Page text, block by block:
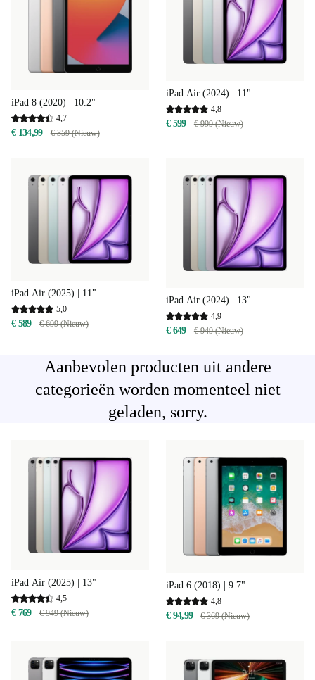
iPad 8 (2020) | 10.2"
4,7
€ 134,99 € 359 (Nieuw)
iPad Air (2024) | 11"
4,8
€ 599 € 999 (Nieuw)
iPad Air (2025) | 11"
5,0
€ 589 € 699 (Nieuw)
iPad Air (2024) | 13"
4,9
€ 649 € 949 (Nieuw)
Aanbevolen producten uit andere
categorieën worden momenteel niet
geladen, sorry.
iPad Air (2025) | 13"
4,5
€ 769 € 949 (Nieuw)
iPad 6 (2018) | 9.7"
4,8
€ 94,99 € 369 (Nieuw)